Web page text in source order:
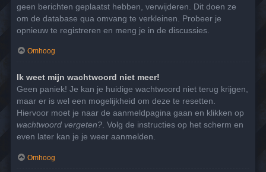
geen berichten geplaatst hebben, verwijderen. Dit doen ze
om de database qua omvang te verkleinen. Probeer je
opnieuw te registreren en meng je in de discussies.
Omhoog
Ik weet mijn wachtwoord niet meer!
Geen paniek! Je kan je huidige wachtwoord niet terug krijgen,
maar er is wel een mogelijkheid om deze te resetten.
Hiervoor moet je naar de aanmeldpagina gaan en klikken op
wachtwoord vergeten?. Volg de instructies op het scherm en
even later kan je je weer aanmelden.
Omhoog